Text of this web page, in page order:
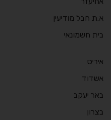
א.ת חבל מודיעין
בית חשמונאי
איריס
אשדוד
באר יעקב
בצרון